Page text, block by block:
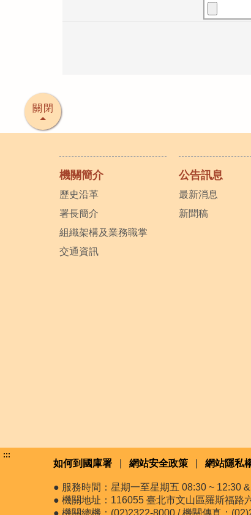
關閉
機關簡介
歷史沿革
署長簡介
組織架構及業務職掌
交通資訊
公告訊息
最新消息
新聞稿
:::
如何到國庫署 網站安全政策 網站隱私
● 服務時間：星期一至星期五 08:30 ~ 12:30
● 機關地址：116055 臺北市文山區羅斯福路